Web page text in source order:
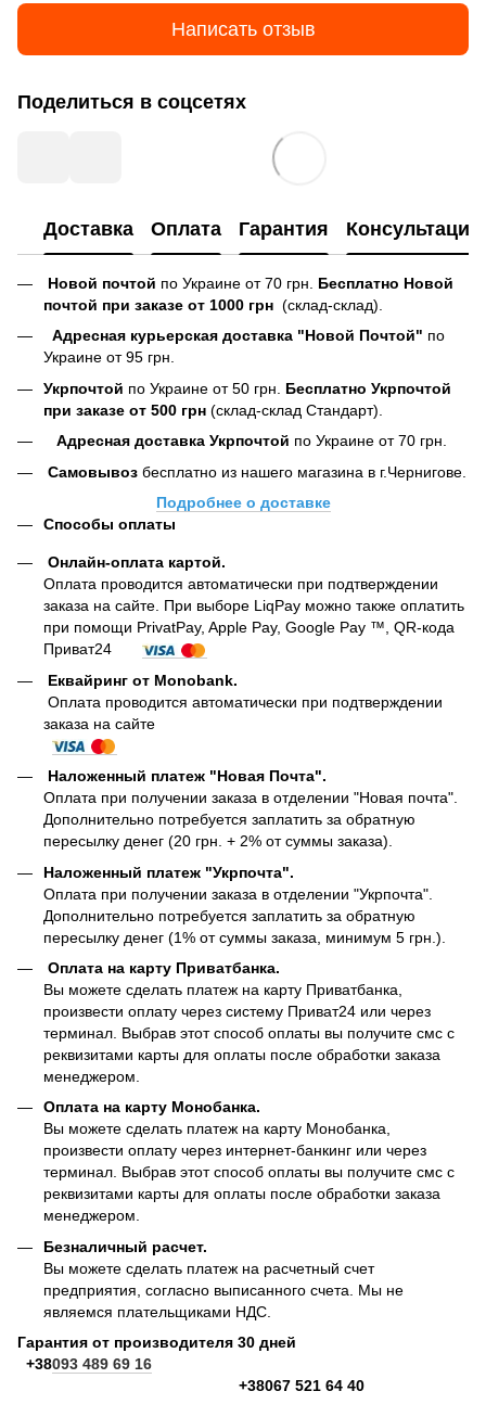
Написать отзыв
Поделиться в соцсетях
Доставка Оплата Гарантия Консультация
Новой почтой по Украине от 70 грн. Бесплатно Новой
почтой при заказе от 1000 грн (склад-склад).
Адресная курьерская доставка "Новой Почтой" по
Украине от 95 грн.
Укрпочтой по Украине от 50 грн. Бесплатно Укрпочтой
при заказе от 500 грн (склад-склад Стандарт).
Адресная доставка Укрпочтой по Украине от 70 грн.
Самовывоз бесплатно из нашего магазина в г.Чернигове.
Подробнее о доставке
Способы оплаты
Онлайн-оплата картой.
Оплата проводится автоматически при подтверждении
заказа на сайте. При выборе LiqPay можно также оплатить
при помощи PrivatPay, Apple Pay, Google Pay ™, QR-кода
Приват24
Еквайринг от Monobank.
Оплата проводится автоматически при подтверждении
заказа на сайте
Наложенный платеж "Новая Почта".
Оплата при получении заказа в отделении "Новая почта".
Дополнительно потребуется заплатить за обратную
пересылку денег (20 грн. + 2% от суммы заказа).
Наложенный платеж "Укрпочта".
Оплата при получении заказа в отделении "Укрпочта".
Дополнительно потребуется заплатить за обратную
пересылку денег (1% от суммы заказа, минимум 5 грн.).
Оплата на карту Приватбанка.
Вы можете сделать платеж на карту Приватбанка,
произвести оплату через систему Приват24 или через
терминал. Выбрав этот способ оплаты вы получите смс с
реквизитами карты для оплаты после обработки заказа
менеджером.
Оплата на карту Монобанка.
Вы можете сделать платеж на карту Монобанка,
произвести оплату через интернет-банкинг или через
терминал. Выбрав этот способ оплаты вы получите смс с
реквизитами карты для оплаты после обработки заказа
менеджером.
Безналичный расчет.
Вы можете сделать платеж на расчетный счет
предприятия, согласно выписанного счета. Мы не
являемся плательщиками НДС.
Гарантия от производителя 30 дней
+38093 489 69 16
+38067 521 64 40